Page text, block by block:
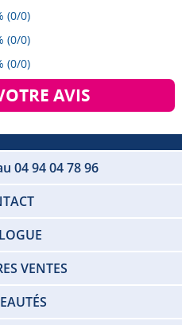
(0/0)
(0/0)
(0/0)
AVIS
04 94 04 78 96
VENTES